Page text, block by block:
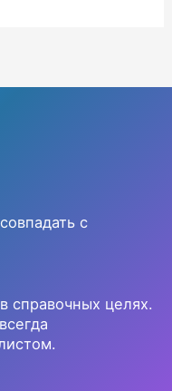
с
справочных целях.